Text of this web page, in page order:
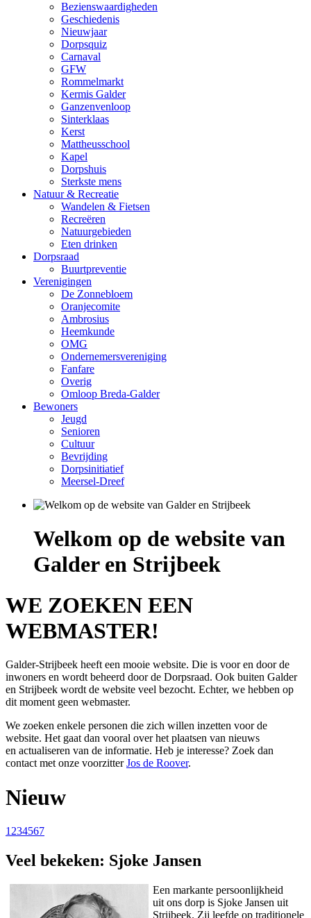
Bezienswaardigheden
Geschiedenis
Nieuwjaar
Dorpsquiz
Carnaval
GFW
Rommelmarkt
Kermis Galder
Ganzenvenloop
Sinterklaas
Kerst
Mattheusschool
Kapel
Dorpshuis
Sterkste mens
Natuur & Recreatie
Wandelen & Fietsen
Recreëren
Natuurgebieden
Eten drinken
Dorpsraad
Buurtpreventie
Verenigingen
De Zonnebloem
Oranjecomite
Ambrosius
Heemkunde
OMG
Ondernemersvereniging
Fanfare
Overig
Omloop Breda-Galder
Bewoners
Jeugd
Senioren
Cultuur
Bevrijding
Dorpsinitiatief
Meersel-Dreef
Welkom op de website van
Galder en Strijbeek
WE ZOEKEN EEN
WEBMASTER!
Galder-Strijbeek heeft een mooie website. Die is voor en door de
inwoners en wordt beheerd door de Dorpsraad. Ook buiten Galder
en Strijbeek wordt de website veel bezocht. Echter, we hebben op
dit moment geen webmaster.
We zoeken enkele personen die zich willen inzetten voor de
website. Het gaat dan vooral over het plaatsen van nieuws
en actualiseren van de informatie. Heb je interesse? Zoek dan
contact met onze voorzitterJos de Roover.
Nieuw
1 234567
Veel bekeken: Sjoke Jansen
Een markante persoonlijkheid
uit ons dorp is Sjoke Jansen uit
Strijbeek. Zij leefde op traditionele